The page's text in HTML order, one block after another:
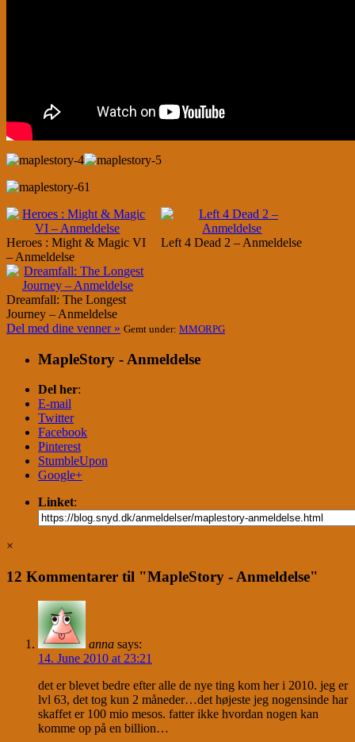
Heroes : Might & Magic VI
– Anmeldelse
Left 4 Dead 2 – Anmeldelse
Dreamfall: The Longest
Journey – Anmeldelse
Del med dine venner » Gemt under: MMORPG
MapleStory - Anmeldelse
Del her:
E-mail
Twitter
Facebook
Pinterest
StumbleUpon
Google+
Linket:
×
12 Kommentarer til "MapleStory - Anmeldelse"
anna says:
14. June 2010 at 23:21
det er blevet bedre efter alle de nye ting kom her i 2010. jeg er
lvl 63, det tog kun 2 måneder…det højeste jeg nogensinde har
skaffet er 100 mio mesos. fatter ikke hvordan nogen kan
komme op på en billion…